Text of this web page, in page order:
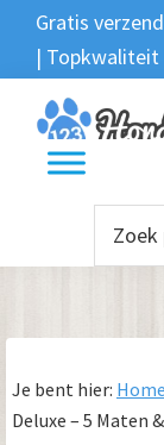
Spring
naar
de
hoofdnavigatie
Door
naar
de
hoofd
inhoud
Spring
naar
de
voettekst
Gratis
| Topkwaliteit
Zoeken
Zoeken
naar:
Je bent hier: Home
Deluxe – 5 Maten